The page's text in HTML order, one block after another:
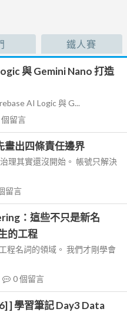
鐵人賽
與 Gemini Nano 打造
AI Logic 與 G...
個留言
畫出四條責任邊界
理其實還沒開始。 帳號只解決
留言
：這些不只是新名
的工程
程名詞的領域。 我們才剛學會
0個留言
] 學習筆記 Day3 Data